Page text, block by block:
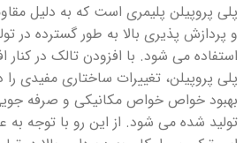
پلی پروپیلن پلیمری است که به دلیل
و پردازش پذیری بالا به طور گسترده در
استفاده می شود. با افزودن تالک در کنار
پلی پروپیلن، تغییرات ساختاری مفیدی
بهبود خواص خواص مکانیکی و صرفه
تولید شده می شود. از این رو با توجه به